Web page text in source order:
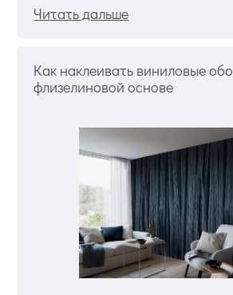
Читать дальше
Как наклеивать виниловые
флизелиновой основе